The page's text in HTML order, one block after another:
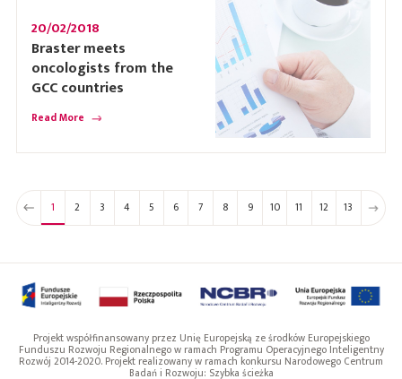
20/02/2018
Braster meets
oncologists from the
GCC countries
Read More
1 2 3 4 5 6 7 8 9 10 11 12 13
Projekt współfinansowany przez Unię Europejską ze środków Europejskiego
Funduszu Rozwoju Regionalnego w ramach Programu Operacyjnego Inteligentny
Rozwój 2014-2020. Projekt realizowany w ramach konkursu Narodowego Centrum
Badań i Rozwoju: Szybka ścieżka